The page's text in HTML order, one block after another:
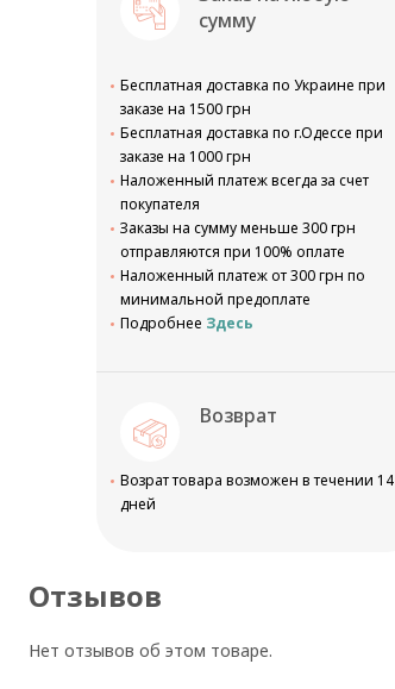
сумму
Бесплатная доставка по Украине при
заказе на 1500 грн
Бесплатная доставка по г.Одессе при
заказе на 1000 грн
Наложенный платеж всегда за счет
покупателя
Заказы на сумму меньше 300 грн
отправляются при 100% оплате
Наложенный платеж от 300 грн по
минимальной предоплате
Подробнее Здесь
Возврат
Возрат товара возможен в течении 14
дней
Отзывов
Нет отзывов об этом товаре.